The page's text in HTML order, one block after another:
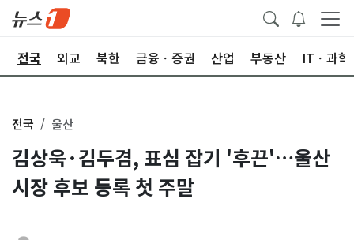
전국 외교 북한 금융ㆍ증권 산업 부동산 ITㆍ과학
전국 울산
김상욱·김두겸, 표심 잡기 '후끈'…울산
시장 후보 등록 첫 주말